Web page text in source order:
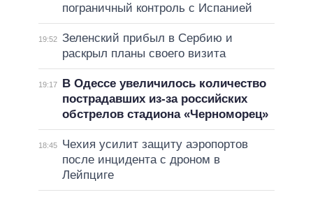
пограничный контроль с Испанией
19:52 Зеленский прибыл в Сербию и
раскрыл планы своего визита
19:17
В Одессе увеличилось количество
пострадавших из-за российских
обстрелов стадиона «Черноморец»
18:45
Чехия усилит защиту аэропортов
после инцидента с дроном в
Лейпциге